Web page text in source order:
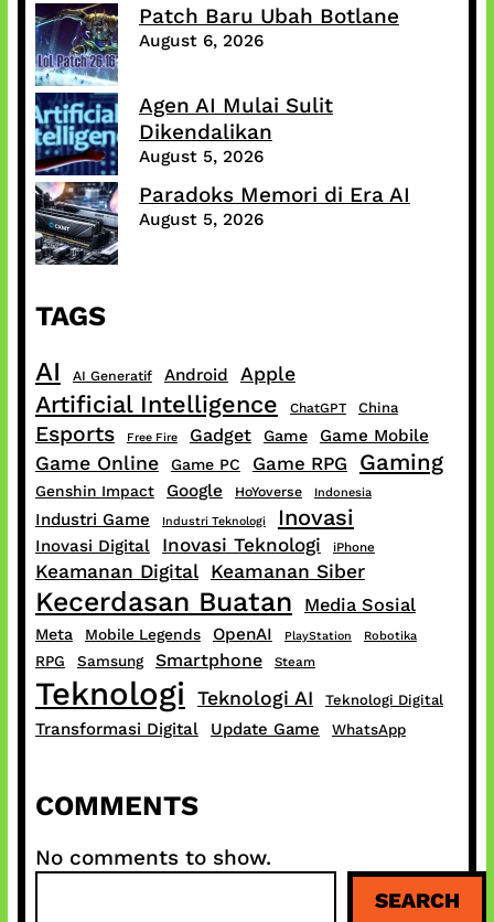
Patch Baru Ubah Botlane
August 6, 2026
Agen AI Mulai Sulit
Dikendalikan
August 5, 2026
Paradoks Memori di Era AI
August 5, 2026
TAGS
AI AI Generatif Android Apple
Artificial Intelligence ChatGPT China
Esports Free Fire Gadget Game Game Mobile
Game Online Game PC Game RPG Gaming
Genshin Impact Google HoYoverse Indonesia
Industri Game Industri Teknologi Inovasi
Inovasi Digital Inovasi Teknologi iPhone
Keamanan Digital Keamanan Siber
Kecerdasan Buatan Media Sosial
Meta Mobile Legends OpenAI PlayStation Robotika
RPG Samsung Smartphone Steam
Teknologi Teknologi AI Teknologi Digital
Transformasi Digital Update Game WhatsApp
COMMENTS
No comments to show.
SEARCH